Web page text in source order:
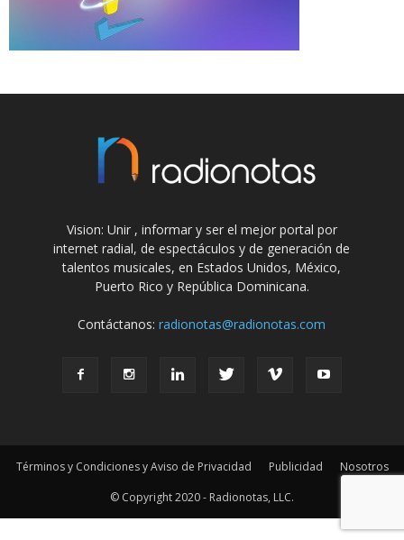
Vision: Unir , informar y ser el mejor portal por
internet radial, de espectáculos y de generación de
talentos musicales, en Estados Unidos, México,
Puerto Rico y República Dominicana.
Contáctanos:radionotas@radionotas.com
Términos y Condiciones y Aviso de Privacidad Publicidad
Nosotros
© Copyright 2020 - Radionotas, LLC.